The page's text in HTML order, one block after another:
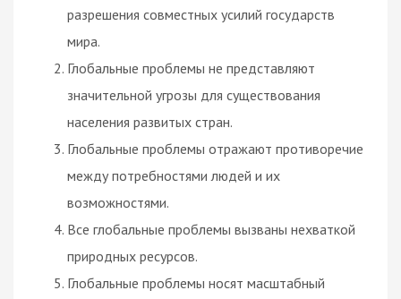
разрешения совместных усилий государств
мира.
Глобальные проблемы не представляют
значительной угрозы для существования
населения развитых стран.
Глобальные проблемы отражают противоречие
между потребностями людей и их
возможностями.
Все глобальные проблемы вызваны нехваткой
природных ресурсов.
Глобальные проблемы носят масштабный